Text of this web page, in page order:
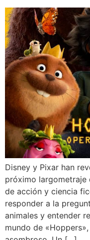
Disney y Pixar han
próximo largometraje
de acción y ciencia
responder a la
animales y entender
mundo de